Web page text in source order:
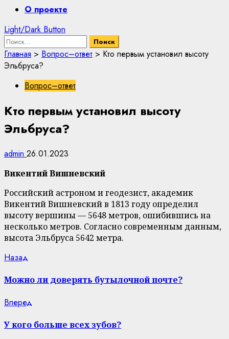
PrimaryО проекте
Light/Dark Button
Найти:
Главная > Вопрос–ответ > Кто первым установил высоту
Эльбруса?
Вопрос–ответ
Кто первым установил высоту
Эльбруса?
admin 26.01.2023
Викентий Вишневский
Российский астроном и геодезист, академик
Викентий Вишневский в 1813 году определил
высоту вершины — 5648 метров, ошибившись на
несколько метров. Согласно современным данным,
высота Эльбруса 5642 метра.
Continue
Reading
Назад
Можно ли доверять бутылочной почте?
Вперед
У кого больше всех зубов?